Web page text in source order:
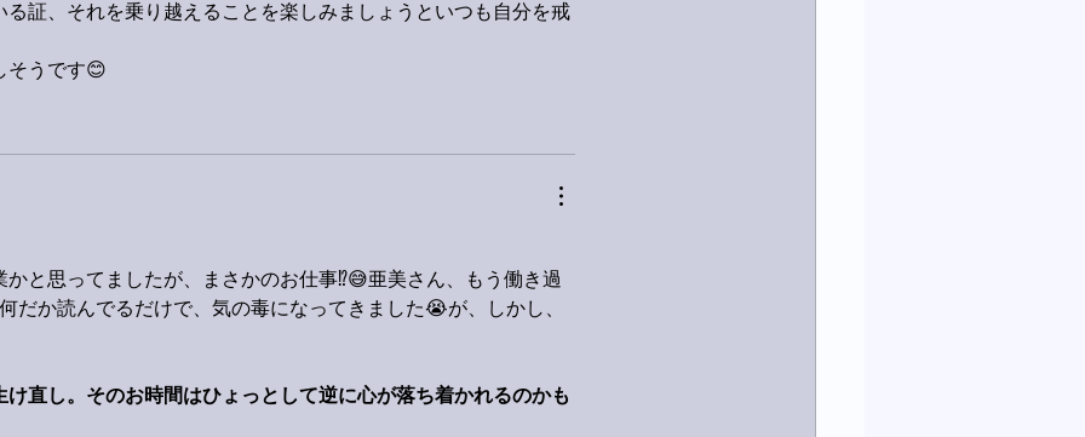
証、それを乗り越えることを楽しみましょうといつも自分を戒
そうです😊
と思ってましたが、まさかのお仕事⁉️😅亜美さん、もう働き過
だか読んでるだけで、気の毒になってきました😭が、しかし、
直し。そのお時間はひょっとして逆に心が落ち着かれるのかも